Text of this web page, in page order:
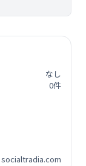
なし
0件
socialtradia.com